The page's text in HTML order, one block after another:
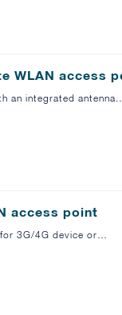
WLAN access
an integrated
access point
3G/4G device or…